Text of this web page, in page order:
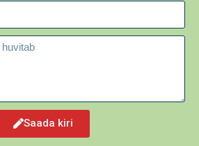
Saada kiri